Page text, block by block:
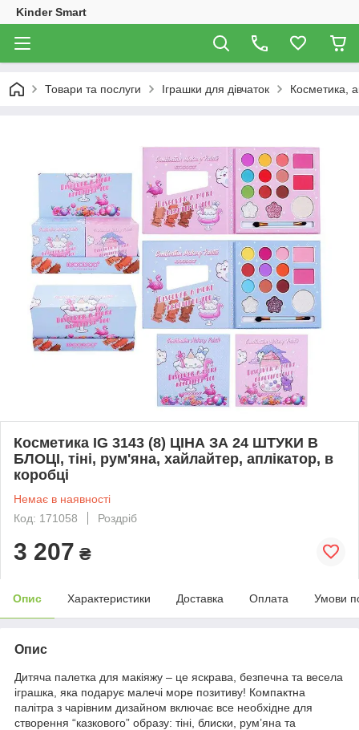
Kinder Smart
Товари та послуги Іграшки для дівчаток Косметика,
Косметика IG 3143 (8) ЦІНА ЗА 24 ШТУКИ В
БЛОЦІ, тіні, рум'яна, хайлайтер, аплікатор, в
коробці
Немає в наявності
Код: 171058
Роздріб
3 207 ₴
Опис Характеристики Доставка Оплата Умови
Опис
Дитяча палетка для макіяжу – це яскрава, безпечна та весела
іграшка, яка подарує малечі море позитиву! Компактна
палітра з чарівним дизайном включає все необхідне для
створення “казкового” образу: тіні, блиски, рум’яна та